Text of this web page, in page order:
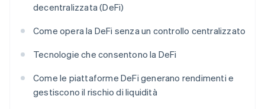
decentralizzata (DeFi)
Come opera la DeFi senza un controllo centralizzato
Tecnologie che consentono la DeFi
Come le piattaforme DeFi generano rendimenti e
gestiscono il rischio di liquidità